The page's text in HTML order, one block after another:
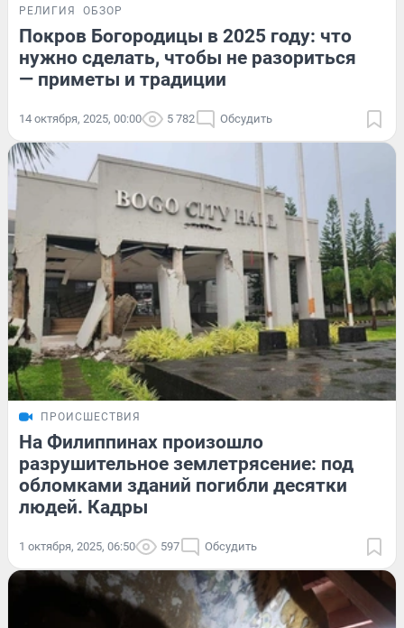
РЕЛИГИЯ ОБЗОР
Покров Богородицы в 2025 году: что
нужно сделать, чтобы не разориться
— приметы и традиции
14 октября, 2025, 00:00 5 782 Обсудить
ПРОИСШЕСТВИЯ
На Филиппинах произошло
разрушительное землетрясение: под
обломками зданий погибли десятки
людей. Кадры
1 октября, 2025, 06:50 597 Обсудить